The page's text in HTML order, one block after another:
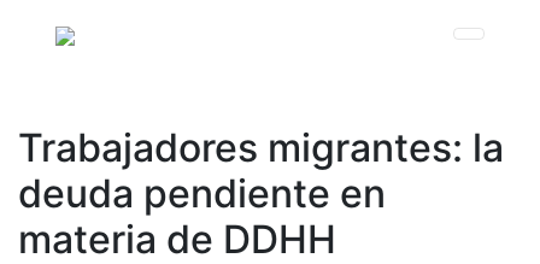
Trabajadores migrantes: la
deuda pendiente en
materia de DDHH